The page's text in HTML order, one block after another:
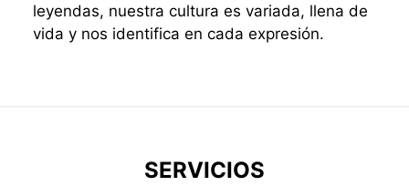
leyendas, nuestra cultura es variada, llena de
vida y nos identifica en cada expresión.
SERVICIOS